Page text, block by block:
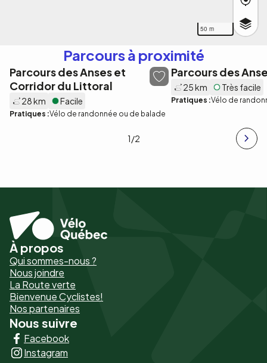
50 m
Parcours à proximité
Parcours des Anses et
Corridor du Littoral
28 km Facile
Pratiques :Vélo de randonnée ou de balade
Parcours des
25 km Très facile
Pratiques :Vélo de
1/2
Pied
de
page
-
Liens
principaux
À propos
Qui sommes-nous ?
Nous joindre
La Route verte
Bienvenue Cyclistes!
Nos partenaires
Nous suivre
Facebook
Instagram